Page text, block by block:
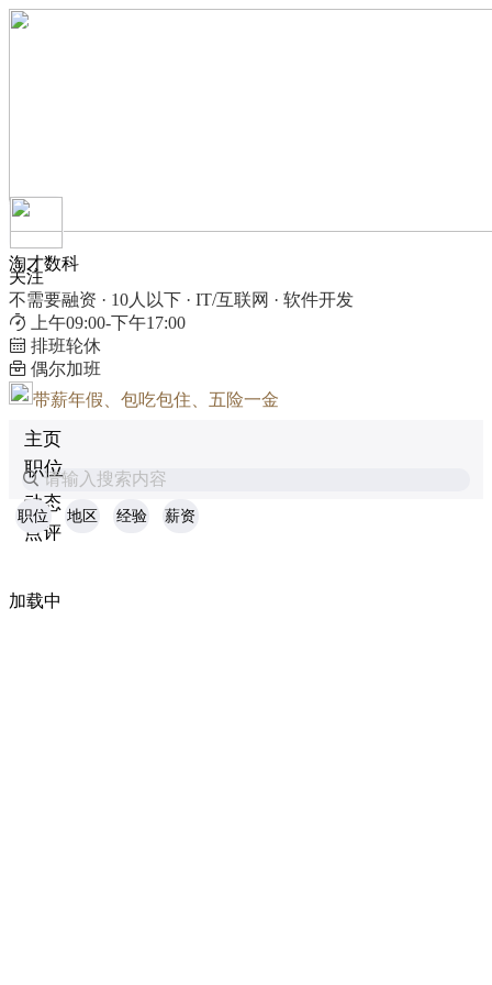
淘才数科
关注
不需要融资 · 10人以下 · IT/互联网 · 软件开发
上午09:00-下午17:00
排班轮休
偶尔加班
带薪年假、包吃包住、五险一金
主页
职位
动态
点评
请输入搜索内容
职位 地区 经验 薪资
加载中